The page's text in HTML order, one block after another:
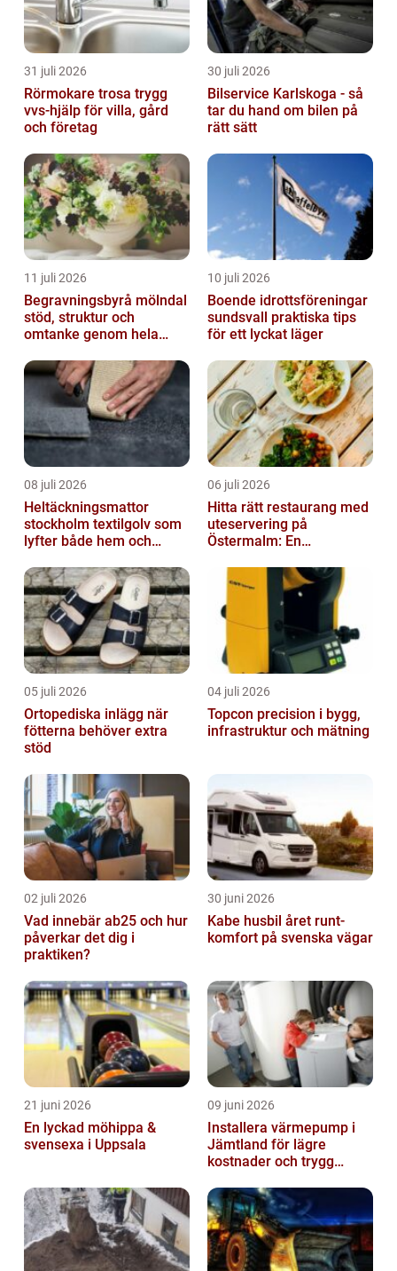
31 juli 2026
Rörmokare trosa trygg
vvs-hjälp för villa, gård
och företag
30 juli 2026
Bilservice Karlskoga - så
tar du hand om bilen på
rätt sätt
11 juli 2026
Begravningsbyrå mölndal
stöd, struktur och
omtanke genom hela
10 juli 2026
Boende idrottsföreningar
sundsvall praktiska tips
för ett lyckat läger
08 juli 2026
Heltäckningsmattor
stockholm textilgolv som
lyfter både hem och
06 juli 2026
Hitta rätt restaurang med
uteservering på
Östermalm: En
i solen
05 juli 2026
Ortopediska inlägg när
fötterna behöver extra
stöd
04 juli 2026
Topcon precision i bygg,
infrastruktur och mätning
02 juli 2026
Vad innebär ab25 och hur
påverkar det dig i
praktiken?
30 juni 2026
Kabe husbil året runt-
komfort på svenska vägar
21 juni 2026
En lyckad möhippa &
svensexa i Uppsala
09 juni 2026
Installera värmepump i
Jämtland för lägre
kostnader och trygg